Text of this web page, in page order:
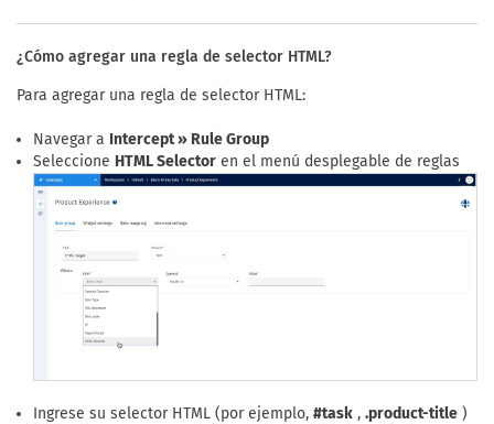
¿Cómo agregar una regla de selector HTML?
Para agregar una regla de selector HTML:
Navegar a Intercept » Rule Group
Seleccione HTML Selector en el menú desplegable de reglas
Ingrese su selector HTML (por ejemplo, #task , .product-title )